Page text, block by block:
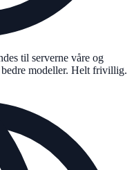
til serverne våre og
bedre modeller. Helt frivillig.